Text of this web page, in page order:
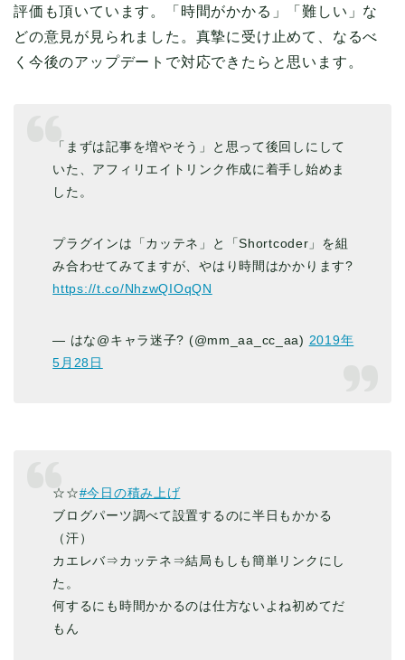
評価も頂いています。「時間がかかる」「難しい」な
どの意見が見られました。真摯に受け止めて、なるべ
く今後のアップデートで対応できたらと思います。
「まずは記事を増やそう」と思って後回しにして
いた、アフィリエイトリンク作成に着手し始めま
した。
プラグインは「カッテネ」と「Shortcoder」を組
み合わせてみてますが、やはり時間はかかります?
https://t.co/NhzwQIOqQN
— はな@キャラ迷子? (@mm_aa_cc_aa) 2019年
5月28日
☆☆#今日の積み上げ
ブログパーツ調べて設置するのに半日もかかる
（汗）
カエレバ⇒カッテネ⇒結局もしも簡単リンクにし
た。
何するにも時間かかるのは仕方ないよね初めてだ
もん